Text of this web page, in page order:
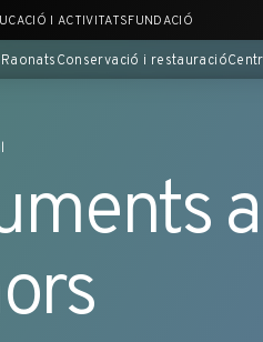
I ACTIVITATSFUNDACIÓ
Conservació i restauració